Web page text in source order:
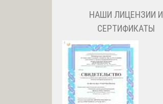
НАШИ ЛИЦЕНЗИИ И
СЕРТИФИКАТЫ